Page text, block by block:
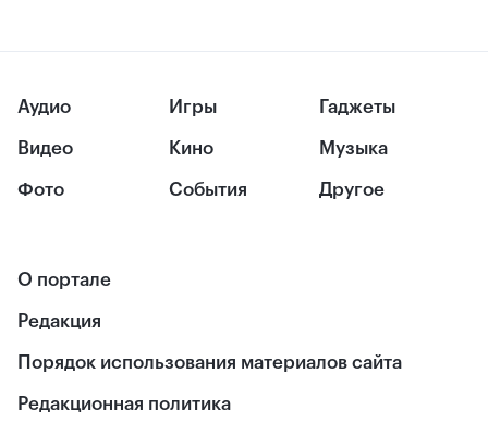
Аудио
Видео
Фото
Игры
Кино
События
Гаджеты
Музыка
Другое
О портале
Редакция
Порядок использования материалов сайта
Редакционная политика